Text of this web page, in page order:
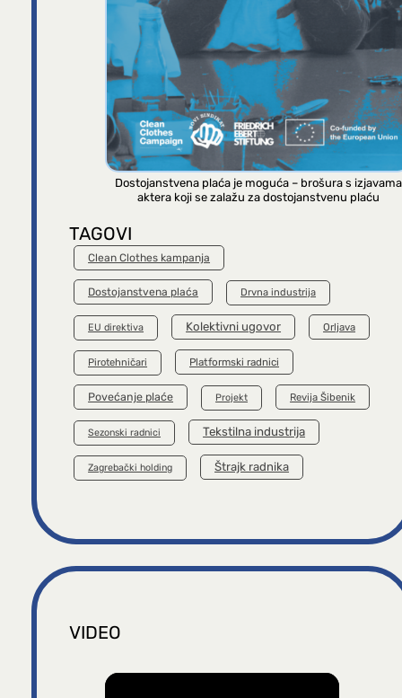
Dostojanstvena plaća je moguća – brošura s izjavama
aktera koji se zalažu za dostojanstvenu plaću
TAGOVI
Clean Clothes kampanja
Dostojanstvena plaća Drvna industrija
EU direktiva Kolektivni ugovor Orljava
Pirotehničari Platformski radnici
Povećanje plaće Projekt Revija Šibenik
Sezonski radnici Tekstilna industrija
Zagrebački holding Štrajk radnika
VIDEO